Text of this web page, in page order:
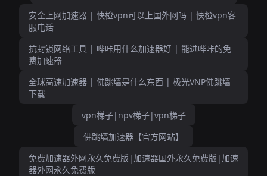
安全上网加速器 | 快橙vpn可以上国外网吗 | 快橙vpn客
服电话
抗封锁网络工具 | 哔咔用什么加速器好 | 能进哔咔的免
费加速器
全球高速加速器 | 佛跳墙是什么东西 | 极光VNP佛跳墙
下载
vpn梯子|npv梯子|vpn梯子
佛跳墙加速器【官方网站】
免费加速器外网永久免费版|加速器国外永久免费版|加速
器外网永久免费版